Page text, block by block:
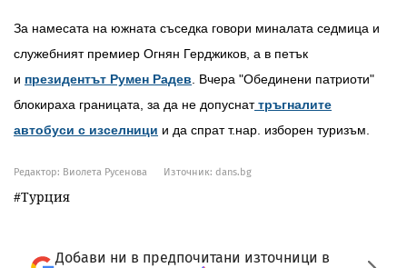
За намесата на южната съседка говори миналата седмица и
служебният премиер Огнян Герджиков, а в петък
и президентът Румен Радев . Вчера "Обединени патриоти"
блокираха границата, за да не допуснаттръгналите
автобуси с изселници и да спрат т.нар. изборен туризъм.
Редактор: Виолета Русенова Източник: dans.bg
Турция
Добави ни в предпочитани източници в